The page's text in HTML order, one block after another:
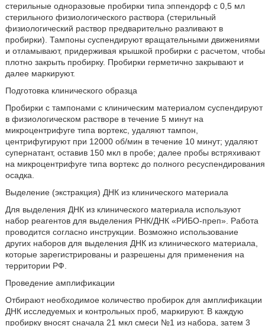
стерильные одноразовые пробирки типа эппендорф с 0,5 мл
стерильного физиологического раствора (стерильный
физиологический раствор предварительно разливают в
пробирки). Тампоны суспендируют вращательными движениями
и отламывают, придерживая крышкой пробирки с расчетом, чтобы
плотно закрыть пробирку. Пробирки герметично закрывают и
далее маркируют.
Подготовка клинического образца
Пробирки с тампонами с клиническим материалом суспендируют
в физиологическом растворе в течение 5 минут на
микроцентрифуге типа вортекс, удаляют тампон,
центрифугируют при 12000 об/мин в течение 10 минут; удаляют
супернатант, оставив 150 мкл в пробе; далее пробы встряхивают
на микроцентрифуге типа вортекс до полного ресуспендирования
осадка.
Выделение (экстракция) ДНК из клинического материала
Для выделения ДНК из клинического материала используют
набор реагентов для выделения РНК/ДНК «РИБО-преп». Работа
проводится согласно инструкции. Возможно использование
других наборов для выделения ДНК из клинического материала,
которые зарегистрированы и разрешены для применения на
территории РФ.
Проведение амплификации
Отбирают необходимое количество пробирок для амплификации
ДНК исследуемых и контрольных проб, маркируют. В каждую
пробирку вносят сначала 21 мкл смеси №1 из набора, затем 3